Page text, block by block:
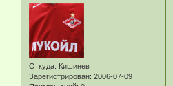
Откуда: Кишинев
Зарегистрирован: 2006-07-09